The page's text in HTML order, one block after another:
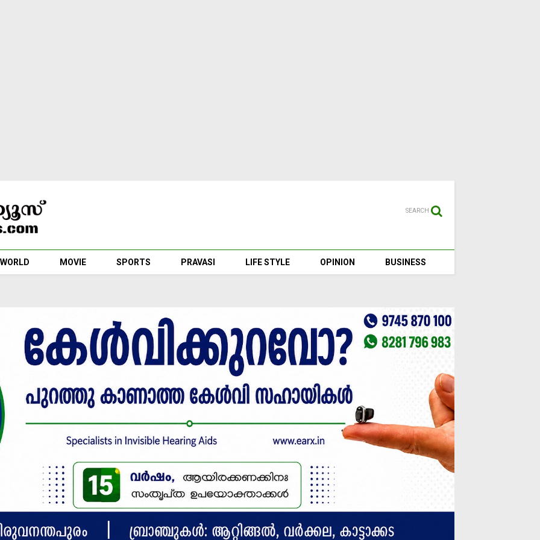
SEARCH
WORLD MOVIE SPORTS PRAVASI LIFE STYLE OPINION BUSINESS